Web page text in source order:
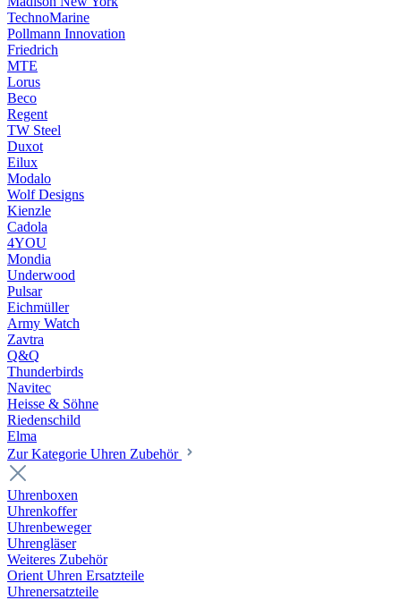
TechnoMarine
Pollmann Innovation
Friedrich
MTE
Lorus
Beco
Regent
TW Steel
Duxot
Eilux
Modalo
Wolf Designs
Kienzle
Cadola
4YOU
Mondia
Underwood
Pulsar
Eichmüller
Army Watch
Zavtra
Q&Q
Thunderbirds
Navitec
Heisse & Söhne
Riedenschild
Elma
Zur Kategorie Uhren Zubehör
Uhrenboxen
Uhrenkoffer
Uhrenbeweger
Uhrengläser
Weiteres Zubehör
Orient Uhren Ersatzteile
Uhrenersatzteile